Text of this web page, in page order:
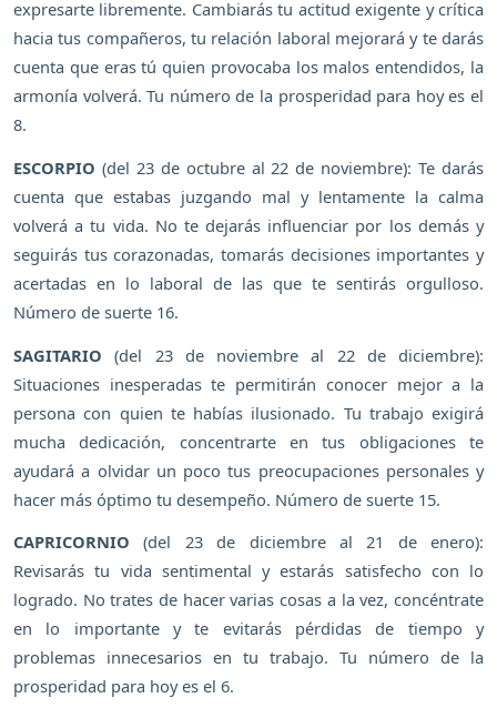
expresarte libremente. Cambiarás tu actitud exigente y crítica
hacia tus compañeros, tu relación laboral mejorará y te darás
cuenta que eras tú quien provocaba los malos entendidos, la
armonía volverá. Tu número de la prosperidad para hoy es el
8.
ESCORPIO (del 23 de octubre al 22 de noviembre): Te darás
cuenta que estabas juzgando mal y lentamente la calma
volverá a tu vida. No te dejarás influenciar por los demás y
seguirás tus corazonadas, tomarás decisiones importantes y
acertadas en lo laboral de las que te sentirás orgulloso.
Número de suerte 16.
SAGITARIO (del 23 de noviembre al 22 de diciembre):
Situaciones inesperadas te permitirán conocer mejor a la
persona con quien te habías ilusionado. Tu trabajo exigirá
mucha dedicación, concentrarte en tus obligaciones te
ayudará a olvidar un poco tus preocupaciones personales y
hacer más óptimo tu desempeño. Número de suerte 15.
CAPRICORNIO (del 23 de diciembre al 21 de enero):
Revisarás tu vida sentimental y estarás satisfecho con lo
logrado. No trates de hacer varias cosas a la vez, concéntrate
en lo importante y te evitarás pérdidas de tiempo y
problemas innecesarios en tu trabajo. Tu número de la
prosperidad para hoy es el 6.